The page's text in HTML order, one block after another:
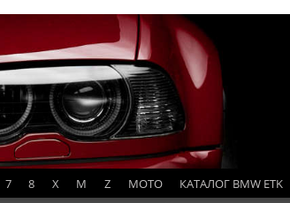
7 8 X M Z MOTO
КАТАЛОГ BMW ETK